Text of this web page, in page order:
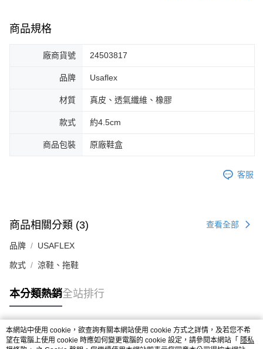
商品規格
廠商貨號 24503817
品牌 Usaflex
材質 真皮、透氣纖維、橡膠
款式 約4.5cm
商品包裝 原廠鞋盒
客服
商品相關分類 (3) 查看全部
品牌 USAFLEX
款式 涼鞋、拖鞋
本分類熱銷全站排行
熱門標籤
本網站中使用 cookie，欲查詢有關本網站使用 cookie 方式之詳情，及若您不希
望在電腦上使用 cookie 時應如何變更電腦的 cookie 設定，請參閱本網站「 隱私